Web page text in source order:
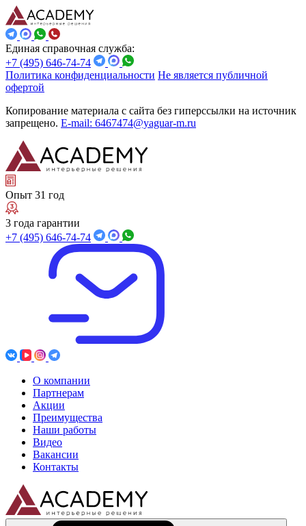
Единая справочная служба:
+7 (495) 646-74-74
Политика конфиденциальности Не является публичной
офертой
Копирование материала с сайта без гиперссылки на источник
запрещено. E-mail: 6467474@yaguar-m.ru
Опыт 31 год
3 года гарантии
+7 (495) 646-74-74
О компании
Партнерам
Акции
Преимущества
Наши работы
Видео
Вакансии
Контакты